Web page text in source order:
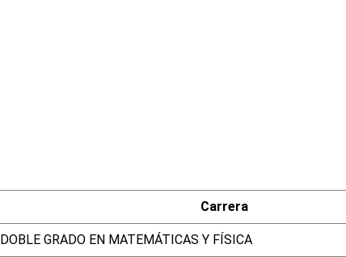
Carrera
DOBLE GRADO EN MATEMÁTICAS Y FÍSICA